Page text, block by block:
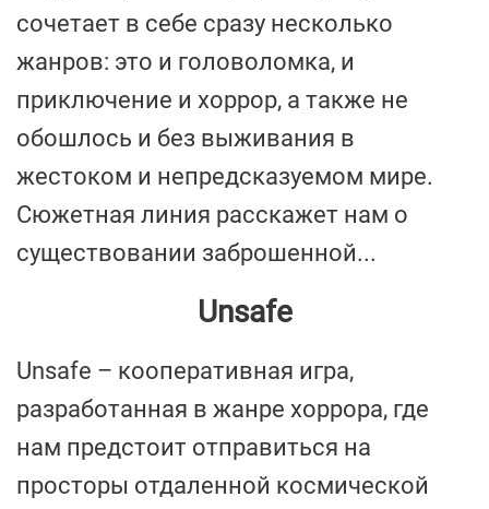
сочетает в себе сразу несколько
жанров: это и головоломка, и
приключение и хоррор, а также не
обошлось и без выживания в
жестоком и непредсказуемом мире.
Сюжетная линия расскажет нам о
существовании заброшенной...
Unsafe
Unsafe – кооперативная игра,
разработанная в жанре хоррора, где
нам предстоит отправиться на
просторы отдаленной космической